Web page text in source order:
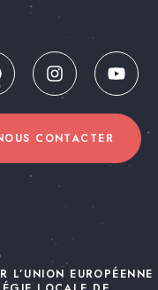
CONTACTER
L’UNION EUROPÉENNE